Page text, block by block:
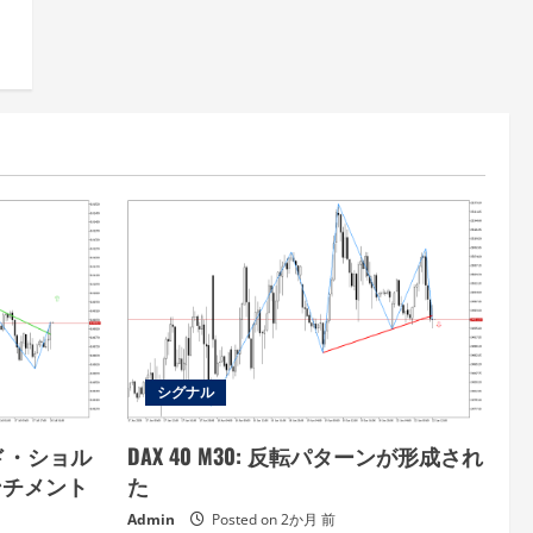
・ショル
メント
シグナル
DAX 40 M30: 反転パターンが形成され
た
Admin Posted on 2か月 前